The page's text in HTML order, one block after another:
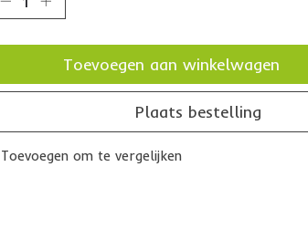
Toevoegen aan winkelwagen
Plaats bestelling
Toevoegen om te vergelijken